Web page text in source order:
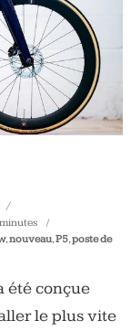
minutes
,nouveau,P5,poste de
été conçue
le plus vite